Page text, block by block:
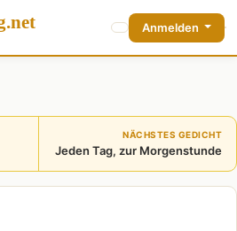
.net Anmelden
NÄCHSTES GEDICHT
Jeden Tag, zur Morgenstunde